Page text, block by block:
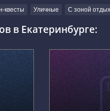
квесты Уличные С зоной
в Екатеринбурге: